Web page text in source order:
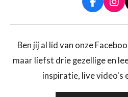
F
a
c
b
o
k
I
n
s
a
r
a
Ben jij al lid van onze
maar liefst drie gezellige en
inspiratie, live video's